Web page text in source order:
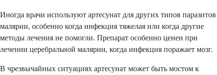
Иногда врачи используют артесунат для других типов паразитов
малярии, особенно когда инфекция тяжелая или когда другие
методы лечения не помогли. Препарат особенно ценен при
лечении церебральной малярии, когда инфекция поражает мозг.
В чрезвычайных ситуациях артесунат может быть мостом к